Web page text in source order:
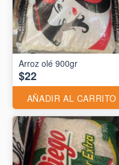
Arroz olé 900gr
$22
AÑADIR AL CARRITO